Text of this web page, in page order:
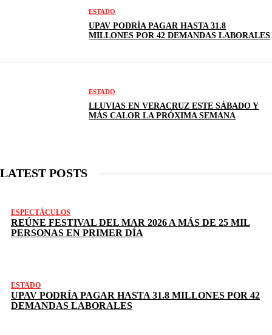
ESTADO
UPAV PODRÍA PAGAR HASTA 31.8
MILLONES POR 42 DEMANDAS LABORALES
ESTADO
LLUVIAS EN VERACRUZ ESTE SÁBADO Y
MÁS CALOR LA PRÓXIMA SEMANA
LATEST POSTS
ESPECTÁCULOS
REÚNE FESTIVAL DEL MAR 2026 A MÁS DE 25 MIL
PERSONAS EN PRIMER DÍA
ESTADO
UPAV PODRÍA PAGAR HASTA 31.8 MILLONES POR 42
DEMANDAS LABORALES